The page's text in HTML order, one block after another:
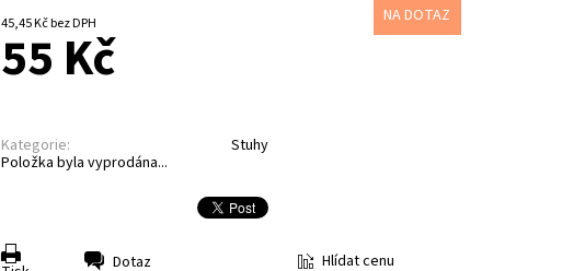
45,45 Kč bez DPH NA DOTAZ
55 Kč
Kategorie:
Stuhy
Položka byla vyprodána...
Dotaz Hlídat cenu